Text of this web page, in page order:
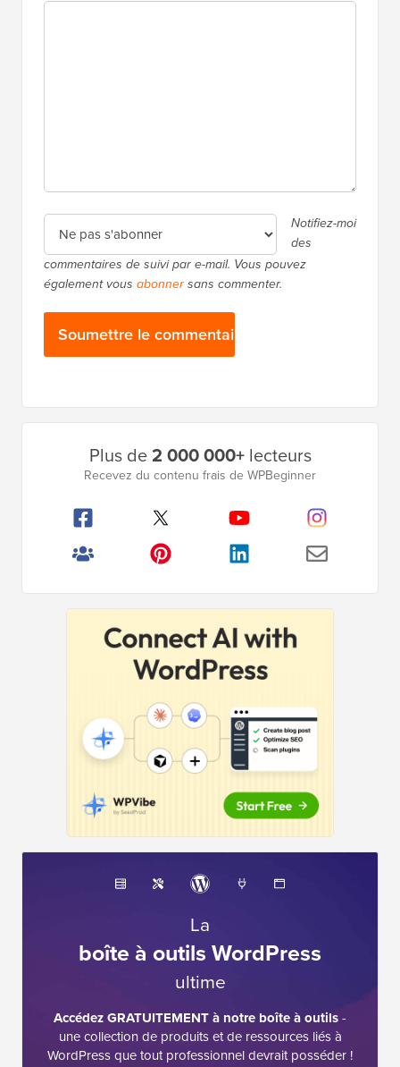
Notifiez-moi
des
commentaires de suivi par e-mail. Vous pouvez
également vous abonnersans commenter.
Plus de2 000 000+lecteurs
Recevez du contenu frais de WPBeginner
La
boîte à outils WordPress
ultime
Accédez GRATUITEMENT à notre boîte à outils-
une collection de produits et de ressources liés à
WordPress que tout professionnel devrait posséder !